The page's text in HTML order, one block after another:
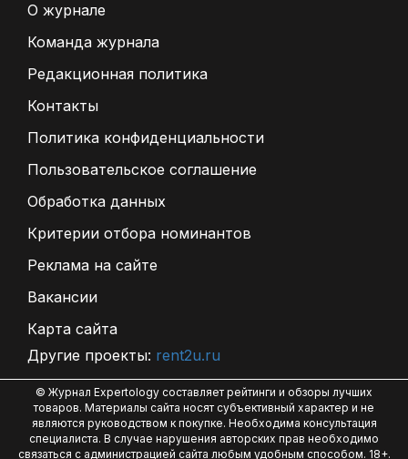
О журнале
Команда журнала
Редакционная политика
Контакты
Политика конфиденциальности
Пользовательское соглашение
Обработка данных
Критерии отбора номинантов
Реклама на сайте
Вакансии
Карта сайта
Другие проекты: rent2u.ru
© Журнал Expertology составляет рейтинги и обзоры лучших
товаров. Материалы сайта носят субъективный характер и не
являются руководством к покупке. Необходима консультация
специалиста. В случае нарушения авторских прав необходимо
связаться с администрацией сайта любым удобным способом. 18+.